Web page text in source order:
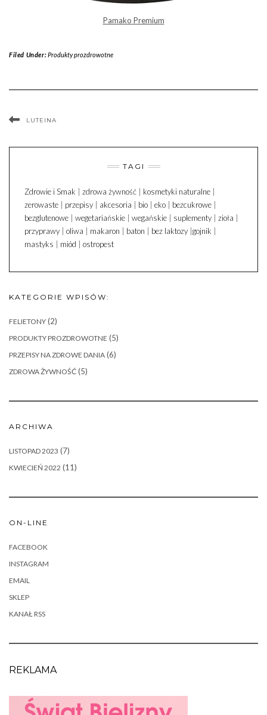
Pamako Premium
Filed Under:Produkty prozdrowotne
LUTEINA
TAGI
Zdrowie i Smak zdrowa żywność kosmetyki naturalne
zerowaste
przepisy akcesoria bio eko bezcukrowe
bezglutenowe
wegetariańskie wegańskie suplementy zioła
przyprawy
oliwa makaron baton bez laktozy gojnik
mastyks
miód ostropest
KATEGORIE WPISÓW:
FELIETONY (2)
PRODUKTY PROZDROWOTNE (5)
PRZEPISY NA ZDROWE DANIA (6)
ZDROWA ŻYWNOŚĆ (5)
ARCHIWA
LISTOPAD 2023 (7)
KWIECIEŃ 2022 (11)
ON-LINE
FACEBOOK
INSTAGRAM
EMAIL
SKLEP
KANAŁ RSS
REKLAMA